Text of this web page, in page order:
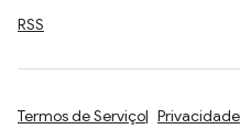
RSS
Termos de Serviço Privacidade